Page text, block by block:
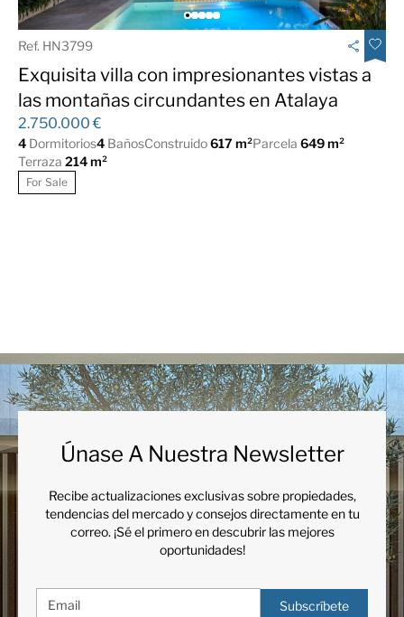
Wooden floors
Ref. HN3799
Exquisita villa con impresionantes vistas a
las montañas circundantes en Atalaya
2.750.000 €
4 Dormitorios4 BañosConstruido617 m²Parcela 649 m²
Terraza 214 m²
For Sale
Únase A Nuestra Newsletter
Recibe actualizaciones exclusivas sobre propiedades,
tendencias del mercado y consejos directamente en tu
correo. ¡Sé el primero en descubrir las mejores
oportunidades!
Subscríbete